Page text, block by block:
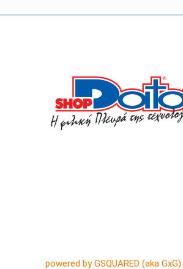
powered by GSQUARED (aka GxG)